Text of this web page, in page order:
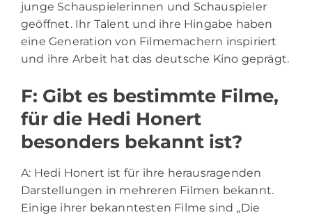
junge Schauspielerinnen und Schauspieler
geöffnet. Ihr Talent und ihre Hingabe haben
eine Generation von Filmemachern inspiriert
und ihre Arbeit hat das deutsche Kino geprägt.
F: Gibt es bestimmte Filme,
für die Hedi Honert
besonders bekannt ist?
A: Hedi Honert ist für ihre herausragenden
Darstellungen in mehreren Filmen bekannt.
Einige ihrer bekanntesten Filme sind „Die